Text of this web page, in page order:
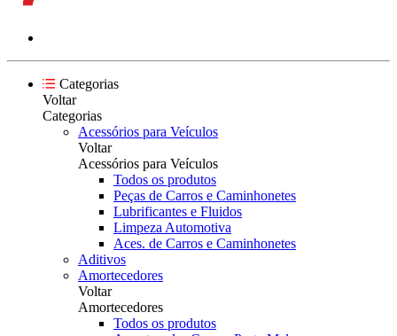
Categorias
Voltar
Categorias
Acessórios para Veículos
Voltar
Acessórios para Veículos
Todos os produtos
Peças de Carros e Caminhonetes
Lubrificantes e Fluidos
Limpeza Automotiva
Aces. de Carros e Caminhonetes
Aditivos
Amortecedores
Voltar
Amortecedores
Todos os produtos